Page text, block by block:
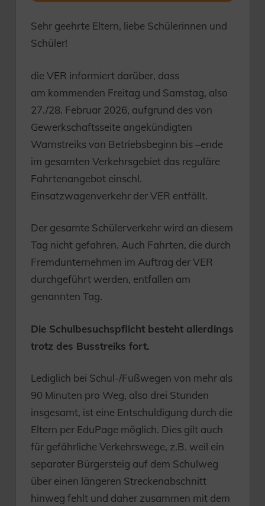
Sehr geehrte Eltern, liebe Schülerinnen und
Schüler!
die VER informiert darüber, dass
am kommenden Freitag und Samstag, also
27./28. Februar 2026, aufgrund des von
Gewerkschaftsseite angekündigten
Warnstreiks von Betriebsbeginn bis –ende
im gesamten Verkehrsgebiet das reguläre
Fahrtenangebot einschl.
Einsatzwagenverkehr der VER entfällt.
Der gesamte Schülerverkehr wird an diesem
Tag nicht gefahren. Auch Fahrten, die durch
Fremdunternehmen im Auftrag der VER
durchgeführt werden, entfallen am
genannten Tag.
Die Schulbesuchspflicht besteht allerdings
trotz des Busstreiks fort.
Lediglich bei Schul-/Fußwegen von mehr als
90 Minuten pro Weg, also drei Stunden
insgesamt, ist eine Entschuldigung durch die
Eltern per EduPage möglich. Dies gilt auch
für gefährliche Verkehrswege, z.B. weil ein
separater Bürgersteig auf dem Schulweg
über einen längeren Streckenabschnitt
hinweg fehlt und daher zusammen mit dem